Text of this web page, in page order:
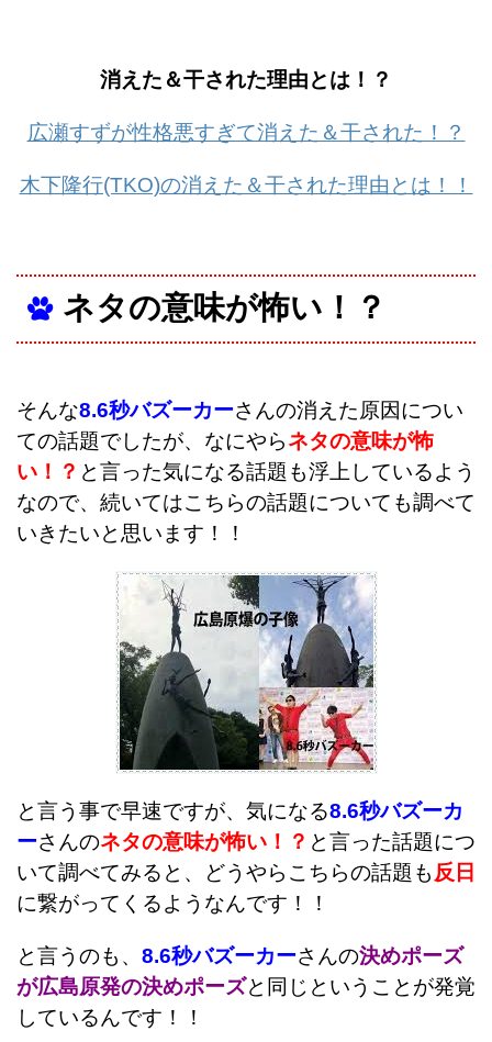
消えた＆干された理由とは！？
広瀬すずが性格悪すぎて消えた＆干された！？
木下隆行(TKO)の消えた＆干された理由とは！！
ネタの意味が怖い！？
そんな8.6秒バズーカーさんの消えた原因につい
ての話題でしたが、なにやらネタの意味が怖
い！？ と言った気になる話題も浮上しているよう
なので、続いてはこちらの話題についても調べて
いきたいと思います！！
と言う事で早速ですが、気になる8.6秒バズーカ
ーさんのネタの意味が怖い！？ と言った話題につ
いて調べてみると、どうやらこちらの話題も 反日
に繋がってくるようなんです！！
と言うのも、 8.6秒バズーカーさんの決めポーズ
が広島原発の決めポーズと同じということが発覚
しているんです！！